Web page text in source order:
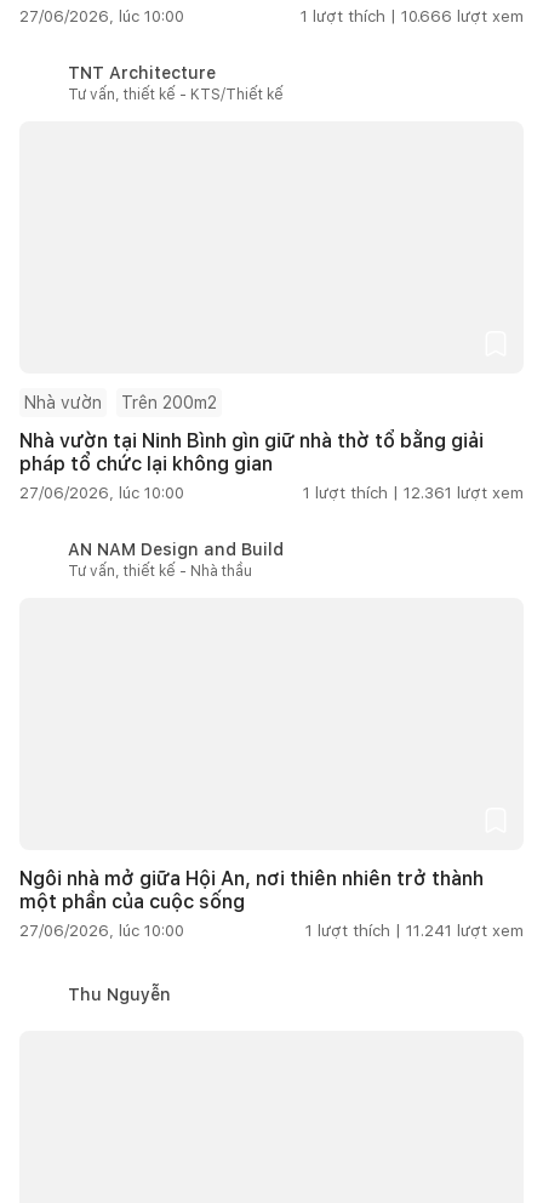
27/06/2026, lúc 10:00 1 lượt thích | 10.666 lượt xem
TNT Architecture
Tư vấn, thiết kế - KTS/Thiết kế
Nhà vườn Trên 200m2
Nhà vườn tại Ninh Bình gìn giữ nhà thờ tổ bằng giải
pháp tổ chức lại không gian
27/06/2026, lúc 10:00 1 lượt thích | 12.361 lượt xem
AN NAM Design and Build
Tư vấn, thiết kế - Nhà thầu
Ngôi nhà mở giữa Hội An, nơi thiên nhiên trở thành
một phần của cuộc sống
27/06/2026, lúc 10:00 1 lượt thích | 11.241 lượt xem
Thu Nguyễn